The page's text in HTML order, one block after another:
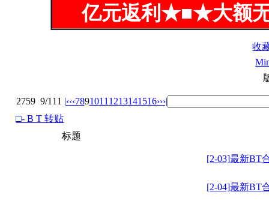
亿元返利★■★大额
收
2759 9/111 |‹‹‹7891011 1213141516›››|
□- B T 转贴
标题
[2-03]最新BT
[2-04]最新BT